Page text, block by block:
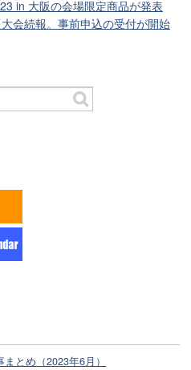
in 大阪の会場限定商品が発表
会続報。事前申込の受付が開始
とめ（2023年6月）